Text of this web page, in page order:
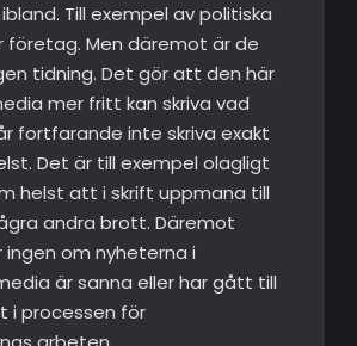
Till exempel av politiska
företag. Men däremot är de
tidning. Det gör att den här
mer fritt kan skriva vad
fortfarande inte skriva exakt
Det är till exempel olagligt
helst att i skrift uppmana till
andra brott. Däremot
ingen om nyheterna i
är sanna eller har gått till
i processen för